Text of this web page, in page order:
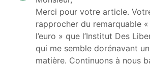
Merci pour votre article.
rapprocher du remarquable
l’euro » que l’Institut Des
qui me semble dorénavant
matière. Continuons à nous